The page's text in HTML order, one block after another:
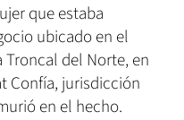
que estaba
ubicado en el
del Norte, en
Confía, jurisdicción
en el hecho.